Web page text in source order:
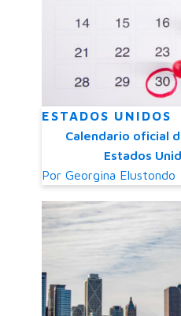
ESTADOS UNIDOS
Calendario oficial
Estados
Por Georgina Elustondo